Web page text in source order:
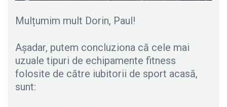
Mulțumim mult Dorin, Paul!
Așadar, putem concluziona că cele mai
uzuale tipuri de echipamente fitness
folosite de către iubitorii de sport acasă,
sunt: